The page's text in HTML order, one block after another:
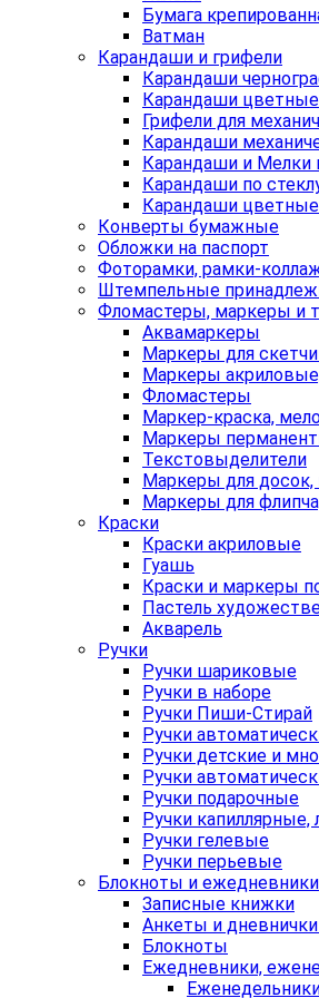
Бумага
Ватман
Карандаши и грифели
Карандаши
Карандаши цветные
Грифели для
Карандаши
Карандаши и Мелки
Карандаши по
Карандаши
Конверты бумажные
Обложки на паспорт
Фоторамки, рамки-
Штемпельные
Фломастеры, маркеры и
Аквамаркеры
Маркеры для
Маркеры
Фломастеры
Маркер-краска,
Маркеры
Текстовыделители
Маркеры для досок,
Маркеры для
Краски
Краски акриловые
Гуашь
Краски и маркеры
Пастель
Акварель
Ручки
Ручки шариковые
Ручки в наборе
Ручки Пиши-Стирай
Ручки
Ручки детские и
Ручки
Ручки подарочные
Ручки капиллярные,
Ручки гелевые
Ручки перьевые
Блокноты и ежедневники
Записные книжки
Анкеты и
Блокноты
Ежедневники,